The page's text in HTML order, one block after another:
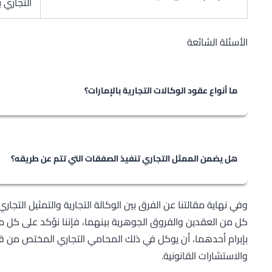
الأسئلة الشائعة
ما أنواع عقود الوكالات التجارية بالإمارات؟
إن أنواع عقود الوكالات التجارية بالإمارات هي الوكالة
يتقاضاها من الموكل، بينما وكالة العقود: عقد يلتزم
هل يضمن الممثل التجاري تنفيذ الصفقات التي تتم عن طريقه؟
نص قانون المعاملات التجارية الإماراتي على أن الممثل
طريقه، إلا إذا تحمل هذا الضمان صراحةً، أو كان مما يقضي
نشاطه التجاري.
وفي نهاية مقالتنا عن الفرق بين الوكالة التجارية والتمثيل
كل من العقدين والفروق الجوهرية بينهما، فإننا نؤكد على كل
بإبرام أحدهما، أن يوكل في ذلك المحامي التجاري المختص من
والاستشارات القانونية.